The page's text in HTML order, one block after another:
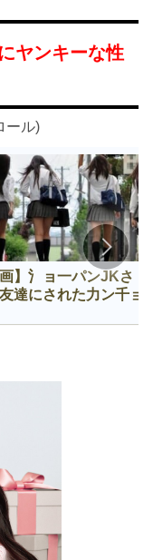
ヤンキーな性
ール)
画】氵ョ一パンJKさ
達にされた力ン千ョ